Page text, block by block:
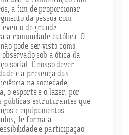
a fim de proporcionar
da pessoa com
de grande
a comunidade católica. O
pode ser visto como
sob a ótica da
social. É nosso dever
e a presença das
na sociedade,
o esporte e o lazer, por
públicas estruturantes que
e equipamentos
de forma a
e participação